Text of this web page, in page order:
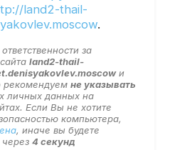
land2-thail-
.
за
land2-thail-
и
рекомендуем не указывать
личных данных на
Если Вы не хотите
компьютера,
, иначе вы будете
4 секунд